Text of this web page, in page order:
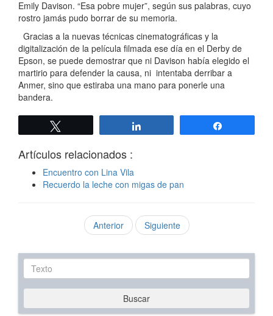
Emily Davison. “Esa pobre mujer”, según sus palabras, cuyo
rostro jamás pudo borrar de su memoria.
Gracias a la nuevas técnicas cinematográficas y la
digitalización de la película filmada ese día en el Derby de
Epson, se puede demostrar que ni Davison había elegido el
martirio para defender la causa, ni intentaba derribar a
Anmer, sino que estiraba una mano para ponerle una
bandera.
Artículos relacionados :
Encuentro con Lina Vila
Recuerdo la leche con migas de pan
Anterior Siguiente
Texto
Buscar